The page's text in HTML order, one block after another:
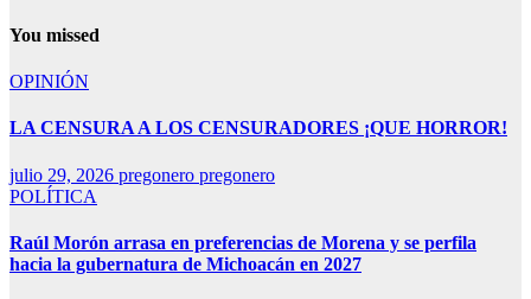
You missed
OPINIÓN
LA CENSURA A LOS CENSURADORES ¡QUE HORROR!
julio 29, 2026 pregonero pregonero
POLÍTICA
Raúl Morón arrasa en preferencias de Morena y se perfila
hacia la gubernatura de Michoacán en 2027